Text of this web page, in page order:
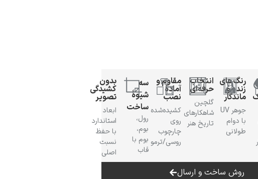
رنگ‌های
زنده و
ماندگار
جوهر UV
با دوام
طولانی
انتخاب
حرفه‌ای
گلچین
شاهکارهای
تاریخ هنر
مقاوم و
آمادهٔ
نصب
کشیده‌شده
روی
چارچوب
روسی/ترمو
سه
شیوهٔ
ساخت
رول،
بوم،
بوم با
قاب
بدون
کشیدگی
تصویر
ابعاد
استاندارد
با حفظ
نسبت
اصلی
روش ساخت و ارسال